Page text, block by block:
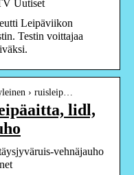
Uutiset
Leipäviikon
Testin voittajaa
› ruisleip…
lidl,
vehnäjauho